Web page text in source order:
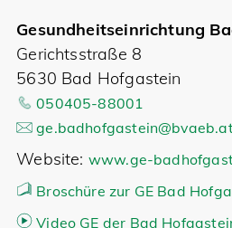
Gesundheitseinrichtung
Gerichtsstraße 8
5630 Bad Hofgastein
050405-88001
Website: www.ge-
Broschüre zur GE Bad
Video GE der Bad